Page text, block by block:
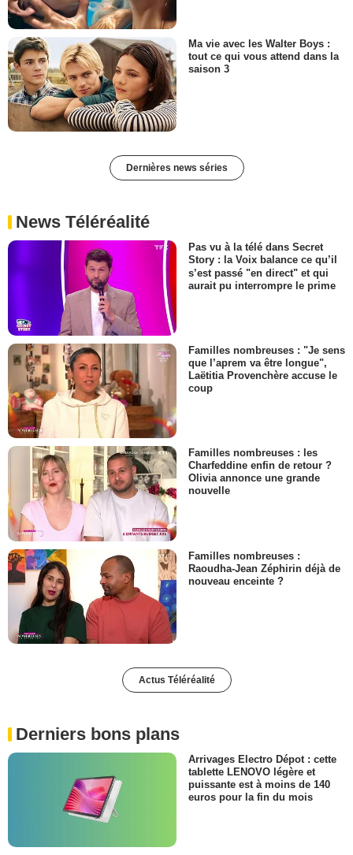
Ma vie avec les Walter Boys :
tout ce qui vous attend dans la
saison 3
Dernières news séries
News Téléréalité
Pas vu à la télé dans Secret
Story : la Voix balance ce qu’il
s’est passé "en direct" et qui
aurait pu interrompre le prime
Familles nombreuses : "Je sens
que l’aprem va être longue",
Laëtitia Provenchère accuse le
coup
Familles nombreuses : les
Charfeddine enfin de retour ?
Olivia annonce une grande
nouvelle
Familles nombreuses :
Raoudha-Jean Zéphirin déjà de
nouveau enceinte ?
Actus Téléréalité
Derniers bons plans
Arrivages Electro Dépot : cette
tablette LENOVO légère et
puissante est à moins de 140
euros pour la fin du mois